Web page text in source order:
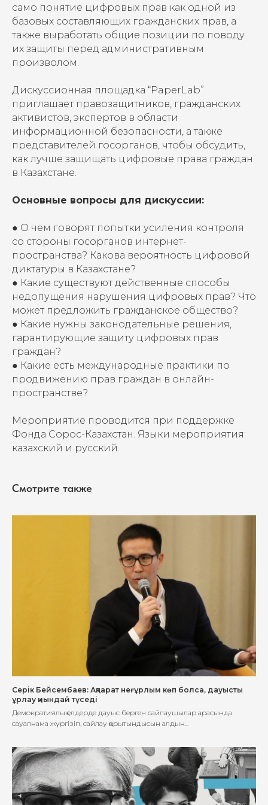
само понятие цифровых прав как одной из
базовых составляющих гражданских прав, а
также выработать общие позиции по поводу
их защиты перед административным
произволом.
Дискуссионная площадка “PaperLab”
приглашает правозащитников, гражданских
активистов, экспертов в области
информационной безопасности, а также
представителей госорганов, чтобы обсудить,
как лучше защищать цифровые права граждан
в Казахстане.
Основные вопросы для дискуссии:
● О чем говорят попытки усиления контроля
со стороны госорганов интернет-
пространства? Какова вероятность цифровой
диктатуры в Казахстане?
● Какие существуют действенные способы
недопущения нарушения цифровых прав? Что
может предложить гражданское общество?
● Какие нужны законодательные решения,
гарантирующие защиту цифровых прав
граждан?
● Какие есть международные практики по
продвижению прав граждан в онлайн-
пространстве?
Мероприятие проводится при поддержке
Фонда Сорос-Казахстан. Языки мероприятия:
казахский и русский.
Смотрите также
Серік Бейсембаев: Ақпарат неғұрлым көп болса, дауысты
ұрлау қиындай түседі
Демократиялық елдерде дауыс берген сайлаушылар арасында
сауалнама жүргізіп, сайлау қорытындысын алдын...